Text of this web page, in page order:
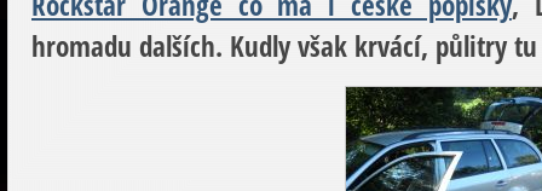
hromadu dalších. Kudly však krvácí, půlitry